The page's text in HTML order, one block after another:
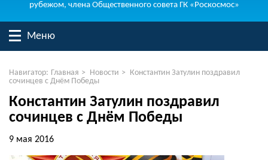
рубежом, члена Общественного совета ГК «Роскосмос»
Меню
Навигатор: Главная > Новости > Константин Затулин поздравил
сочинцев с Днём Победы
Константин Затулин поздравил
сочинцев с Днём Победы
9 мая 2016